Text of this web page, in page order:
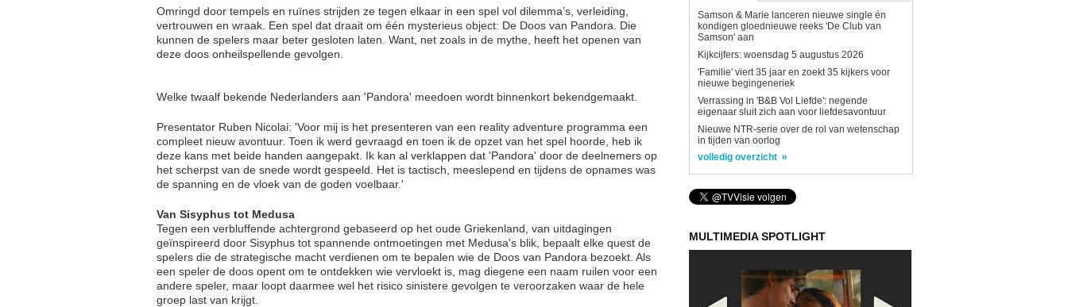
Omringd door tempels en ruïnes strijden ze tegen elkaar in een spel vol dilemma’s, verleiding,
vertrouwen en wraak. Een spel dat draait om één mysterieus object: De Doos van Pandora. Die
kunnen de spelers maar beter gesloten laten. Want, net zoals in de mythe, heeft het openen van
deze doos onheilspellende gevolgen.
Welke twaalf bekende Nederlanders aan 'Pandora' meedoen wordt binnenkort bekendgemaakt.
Presentator Ruben Nicolai: 'Voor mij is het presenteren van een reality adventure programma een
compleet nieuw avontuur. Toen ik werd gevraagd en toen ik de opzet van het spel hoorde, heb ik
deze kans met beide handen aangepakt. Ik kan al verklappen dat 'Pandora' door de deelnemers op
het scherpst van de snede wordt gespeeld. Het is tactisch, meeslepend en tijdens de opnames was
de spanning en de vloek van de goden voelbaar.'
Van Sisyphus tot Medusa
Tegen een verbluffende achtergrond gebaseerd op het oude Griekenland, van uitdagingen
geïnspireerd door Sisyphus tot spannende ontmoetingen met Medusa's blik, bepaalt elke quest de
spelers die de strategische macht verdienen om te bepalen wie de Doos van Pandora bezoekt. Als
een speler de doos opent om te ontdekken wie vervloekt is, mag diegene een naam ruilen voor een
andere speler, maar loopt daarmee wel het risico sinistere gevolgen te veroorzaken waar de hele
groep last van krijgt.
Samson & Marie lanceren nieuwe single én
kondigen gloednieuwe reeks 'De Club van
Samson' aan
Kijkcijfers: woensdag 5 augustus 2026
'Familie' viert 35 jaar en zoekt 35 kijkers voor
nieuwe begingeneriek
Verrassing in 'B&B Vol Liefde': negende
eigenaar sluit zich aan voor liefdesavontuur
Nieuwe NTR-serie over de rol van wetenschap
in tijden van oorlog
volledig overzicht
MULTIMEDIA SPOTLIGHT